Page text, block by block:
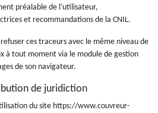
préalable de l'utilisateur,
et recommandations de la CNIL.
ces traceurs avec le même niveau de
à tout moment via le module de gestion
de son navigateur.
de juridiction
du site https://www.couvreur-